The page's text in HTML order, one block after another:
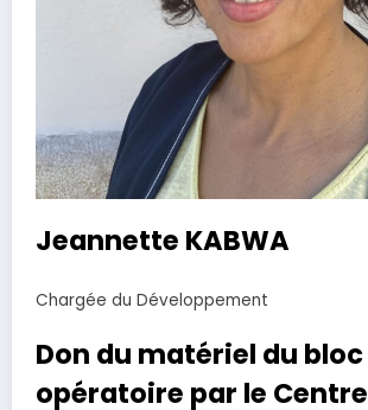
Jeannette KABWA
Chargée du Développement
Don du matériel du bloc
opératoire par le Centre